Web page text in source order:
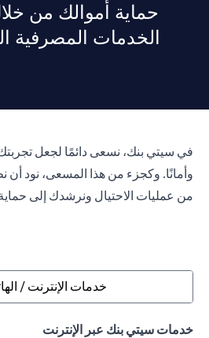
حماية أموالك من
الخدمات المصرفية
في سيتي بنك، نسعى دائمًا لجعل
وأمانًا. وكجزء من هذا المسعى، نود أن
من عمليات الاحتيال ونرشدك إلى
خدمات الإنترنت /
خدمات سيتي بنك عبر الإنترنت